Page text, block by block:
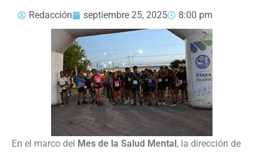
Redacción
septiembre 25, 2025 8:00 pm
En el marco del Mes de la Salud Mental, la dirección de